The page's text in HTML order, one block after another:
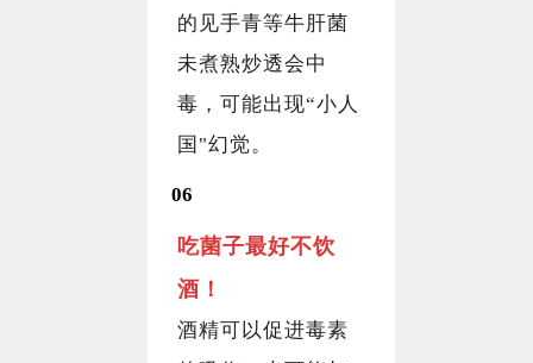
的见手青等牛肝菌
未煮熟炒透会中
毒，可能出现“小人
国"幻觉。
06
吃菌子最好不饮
酒！
酒精可以促进毒素